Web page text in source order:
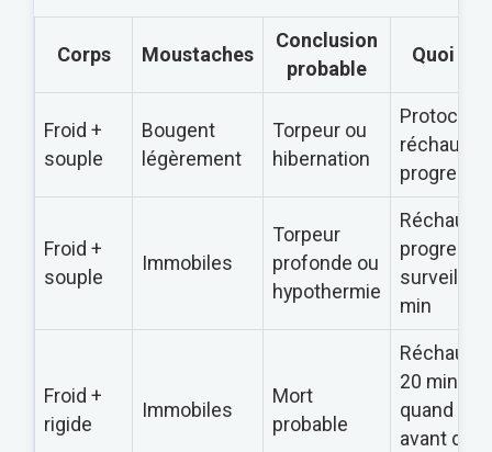
Corps Moustaches
Conclusion
probable
Quoi
Froid +
souple
Bougent
légèrement
Torpeur ou
hibernation
Protocole
progressif
Froid +
souple
Immobiles
Torpeur
profonde ou
hypothermie
surveiller
min
Froid +
rigide
Immobiles
Mort
probable
20 min
quand
avant de